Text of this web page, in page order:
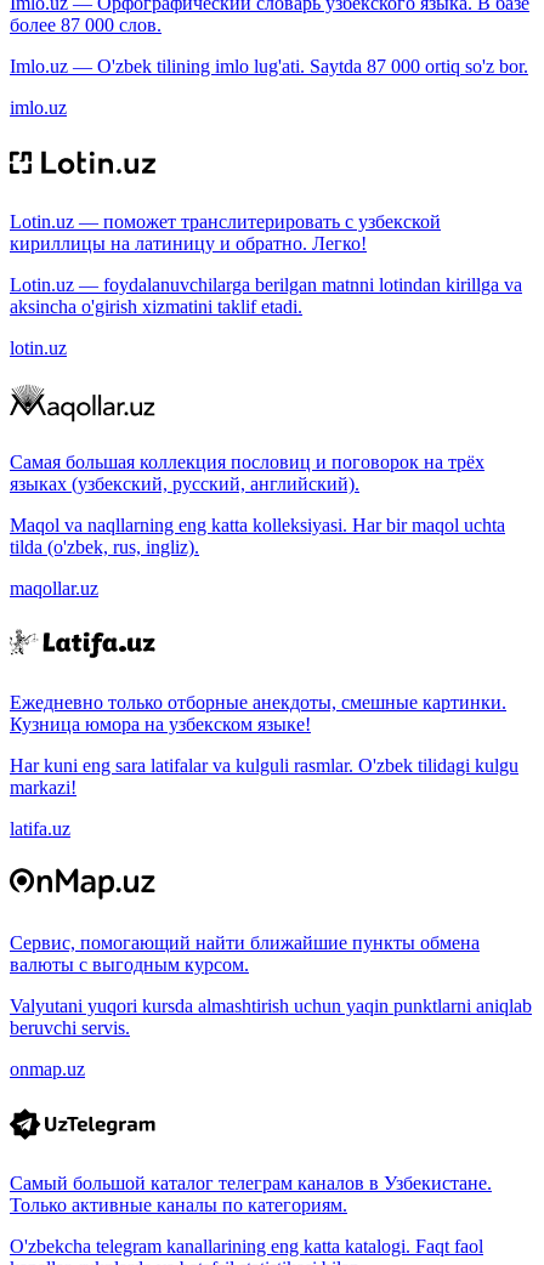
более 87 000 слов.
Imlo.uz — O'zbek tilining imlo lug'ati. Saytda 87 000 ortiq so'z bor.
imlo.uz
Lotin.uz — поможет транслитерировать с узбекской
кириллицы на латиницу и обратно. Легко!
Lotin.uz — foydalanuvchilarga berilgan matnni lotindan kirillga va
aksincha o'girish xizmatini taklif etadi.
lotin.uz
Самая большая коллекция пословиц и поговорок на трёх
языках (узбекский, русский, английский).
Maqol va naqllarning eng katta kolleksiyasi. Har bir maqol uchta
tilda (o'zbek, rus, ingliz).
maqollar.uz
Ежедневно только отборные анекдоты, смешные картинки.
Кузница юмора на узбекском языке!
Har kuni eng sara latifalar va kulguli rasmlar. O'zbek tilidagi kulgu
markazi!
latifa.uz
Сервис, помогающий найти ближайшие пункты обмена
валюты с выгодным курсом.
Valyutani yuqori kursda almashtirish uchun yaqin punktlarni aniqlab
beruvchi servis.
onmap.uz
Самый большой каталог телеграм каналов в Узбекистане.
Только активные каналы по категориям.
O'zbekcha telegram kanallarining eng katta katalogi. Faqt faol